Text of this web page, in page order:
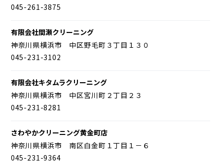
045-261-3875
有限会社間瀬クリーニング
神奈川県横浜市 中区野毛町３丁目１３０
045-231-3102
有限会社キタムラクリーニング
神奈川県横浜市 中区宮川町２丁目２３
045-231-8281
さわやかクリーニング黄金町店
神奈川県横浜市 南区白金町１丁目１－６
045-231-9364